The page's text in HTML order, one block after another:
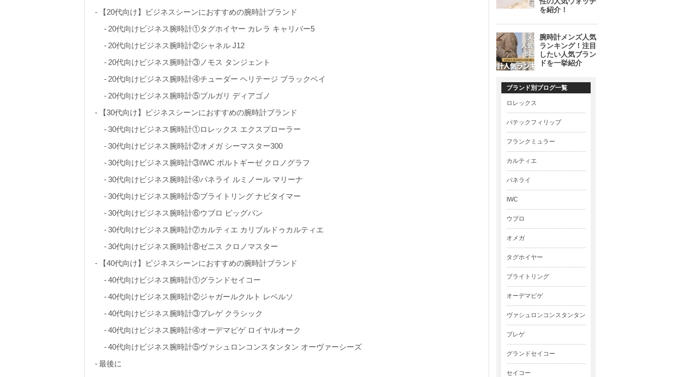
【20代向け】ビジネスシーンにおすすめの腕時計ブランド
20代向けビジネス腕時計①タグホイヤー カレラ キャリバー5
20代向けビジネス腕時計②シャネル J12
20代向けビジネス腕時計③ノモス タンジェント
20代向けビジネス腕時計④チューダー ヘリテージ ブラックベイ
20代向けビジネス腕時計⑤ブルガリ ディアゴノ
【30代向け】ビジネスシーンにおすすめの腕時計ブランド
30代向けビジネス腕時計①ロレックス エクスプローラー
30代向けビジネス腕時計②オメガ シーマスター300
30代向けビジネス腕時計③IWC ポルトギーゼ クロノグラフ
30代向けビジネス腕時計④パネライ ルミノール マリーナ
30代向けビジネス腕時計⑤ブライトリング ナビタイマー
30代向けビジネス腕時計⑥ウブロ ビッグバン
30代向けビジネス腕時計⑦カルティエ カリブルドゥカルティエ
30代向けビジネス腕時計⑧ゼニス クロノマスター
【40代向け】ビジネスシーンにおすすめの腕時計ブランド
40代向けビジネス腕時計①グランドセイコー
40代向けビジネス腕時計②ジャガールクルト レベルソ
40代向けビジネス腕時計③ブレゲ クラシック
40代向けビジネス腕時計④オーデマピゲ ロイヤルオーク
40代向けビジネス腕時計⑤ヴァシュロンコンスタンタン オーヴァーシーズ
最後に
ブランド別ブログ一覧
ロレックス
パテックフィリップ
フランクミュラー
カルティエ
パネライ
IWC
ウブロ
オメガ
タグホイヤー
ブライトリング
オーデマピゲ
ヴァシュロンコンスタンタン
ブレゲ
グランドセイコー
セイコー